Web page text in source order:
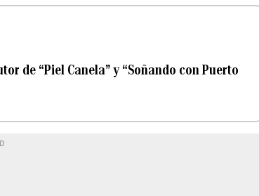
de “Piel Canela” y “Soñando con Puerto